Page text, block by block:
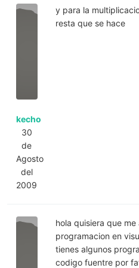
kecho
30
de
Agosto
del
2009
y para la
resta que se hace
hola quisiera que me
programacion en
tienes algunos
codigo fuentre por